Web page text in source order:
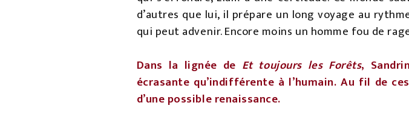
d’autres que lui, il prépare un long voyage au
qui peut advenir. Encore moins un homme fou de
Dans la lignée de Et toujours les Forêts,
écrasante qu’indifférente à l’humain. Au fil de
d’une possible renaissance.